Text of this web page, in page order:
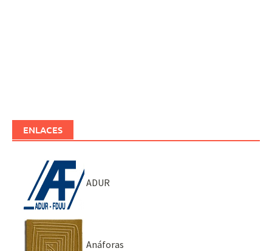
ENLACES
ADUR
Anáforas